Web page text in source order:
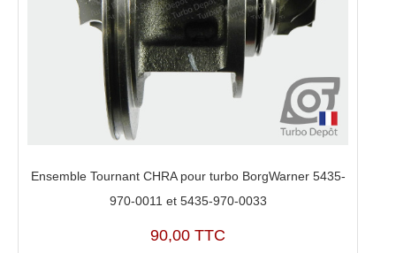
Ensemble Tournant CHRA pour turbo BorgWarner 5435-
970-0011 et 5435-970-0033
90,00 TTC